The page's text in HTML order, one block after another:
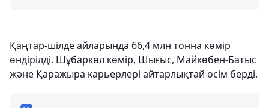
Қаңтар-шілде айларында 66,4 млн тонна көмір
өндірілді. Шұбаркөл көмір, Шығыс, Майкөбен-Батыс
және Қаражыра карьерлері айтарлықтай өсім берді.